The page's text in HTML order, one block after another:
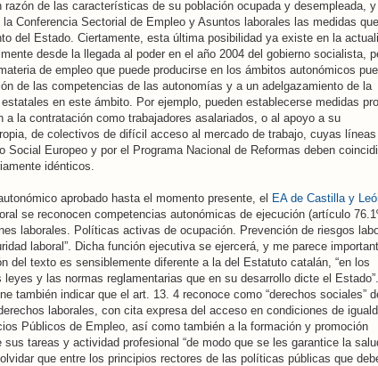
razón de las características de su población ocupada y desempleada, y
Conferencia Sectorial de Empleo y Asuntos laborales las medidas
del Estado. Ciertamente, esta última posibilidad ya existe en la
desde la llegada al poder en el año 2004 del gobierno socialista,
de empleo que puede producirse en los ámbitos autonómicos
de las competencias de las autonomías y a un adelgazamiento de la
en este ámbito. Por ejemplo, pueden establecerse medidas
a la contratación como trabajadores asalariados, o al apoyo a su
de colectivos de difícil acceso al mercado de trabajo, cuyas líneas
Social Europeo y por el Programa Nacional de Reformas deben
idénticos.
aprobado hasta el momento presente, el EA de Castilla y
se reconocen competencias autonómicas de ejecución (artículo
laborales. Políticas activas de ocupación. Prevención de riesgos
laboral”. Dicha función ejecutiva se ejercerá, y me parece
del texto es sensiblemente diferente a la del Estatuto catalán, “en los
y las normas reglamentarias que en su desarrollo dicte el Estado”.
también indicar que el art. 13. 4 reconoce como “derechos sociales”
laborales, con cita expresa del acceso en condiciones de
Públicos de Empleo, así como también a la formación y promoción
tareas y actividad profesional “de modo que se les garantice la
que entre los principios rectores de las políticas públicas que